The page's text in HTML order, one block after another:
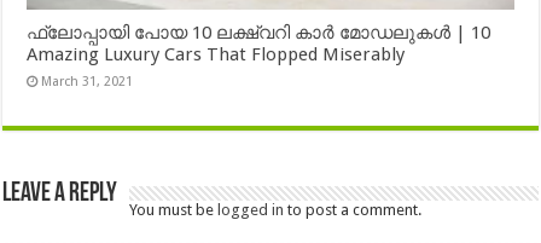
ഫ്ലോപ്പായി പോയ 10 ലക്ഷ്വറി കാർ മോഡലുകൾ | 10
Amazing Luxury Cars That Flopped Miserably
March 31, 2021
Leave a Reply
You must belogged in to post a comment.